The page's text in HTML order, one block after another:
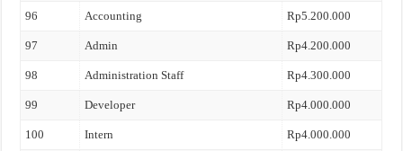
96 Accounting Rp5.200.000
97 Admin Rp4.200.000
98 Administration Staff Rp4.300.000
99 Developer Rp4.000.000
100 Intern Rp4.000.000